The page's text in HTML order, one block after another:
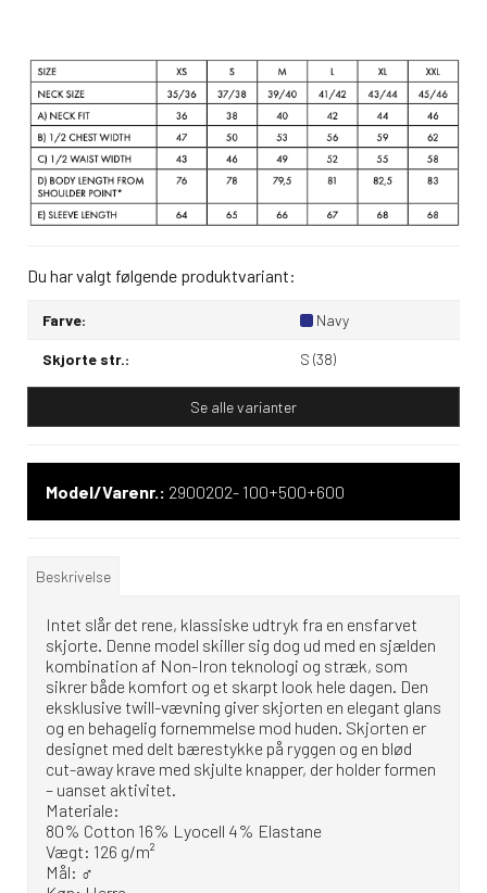
Du har valgt følgende produktvariant:
Farve: Navy
Skjorte str.: S (38)
Se alle varianter
Model/Varenr.: 2900202- 100+500+600
Beskrivelse
Intet slår det rene, klassiske udtryk fra en ensfarvet
skjorte. Denne model skiller sig dog ud med en sjælden
kombination af Non-Iron teknologi og stræk, som
sikrer både komfort og et skarpt look hele dagen. Den
eksklusive twill-vævning giver skjorten en elegant glans
og en behagelig fornemmelse mod huden. Skjorten er
designet med delt bærestykke på ryggen og en blød
cut-away krave med skjulte knapper, der holder formen
– uanset aktivitet.
Materiale:
80% Cotton 16% Lyocell 4% Elastane
Vægt: 126 g/m²
Mål: ♂